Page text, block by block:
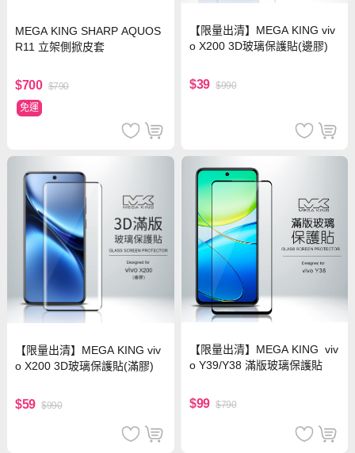
MEGA KING SHARP AQUOS
R11 立架側掀皮套
$700 $790
免運
【限量出清】MEGA KING viv
o X200 3D玻璃保護貼(邊膠)
$39 $990
【限量出清】MEGA KING viv
o X200 3D玻璃保護貼(滿膠)
$59 $990
【限量出清】MEGA KING viv
o Y39/Y38 滿版玻璃保護貼
$99 $790